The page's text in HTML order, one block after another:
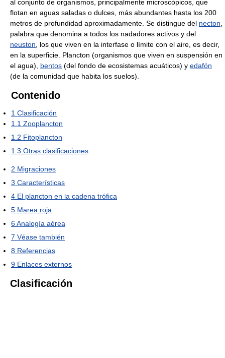
al conjunto de organismos, principalmente microscópicos, que
flotan en aguas saladas o dulces, más abundantes hasta los 200
metros de profundidad aproximadamente. Se distingue del necton
palabra que denomina a todos los nadadores activos y del
neuston , los que viven en la interfase o límite con el aire, es decir,
en la superficie. Plancton (organismos que viven en suspensión en
el agua), bentos (del fondo de ecosistemas acuáticos) y edafón
(de la comunidad que habita los suelos).
Contenido
1 Clasificación
1.1 Zooplancton
1.2 Fitoplancton
1.3 Otras clasificaciones
2 Migraciones
3 Características
4 El plancton en la cadena trófica
5 Marea roja
6Analogía aérea
7 Véase también
8 Referencias
9 Enlaces externos
Clasificación